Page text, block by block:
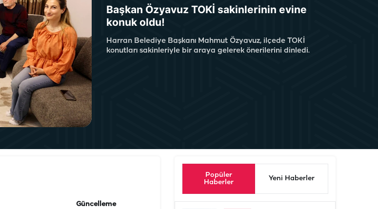
Başkan Özyavuz TOKİ sakinlerinin evine
konuk oldu!
Harran Belediye Başkanı Mahmut Özyavuz, ilçede TOKİ
konutları sakinleriyle bir araya gelerek önerilerini dinledi.
Güncelleme
Popüler
Haberler
Yeni Haberler